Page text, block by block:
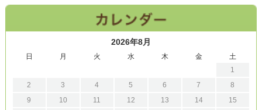
2026年8月
日 月 火 水 木 金
土
1
2
3 4 5 6 7
8
9
10 11 12 13 14
15